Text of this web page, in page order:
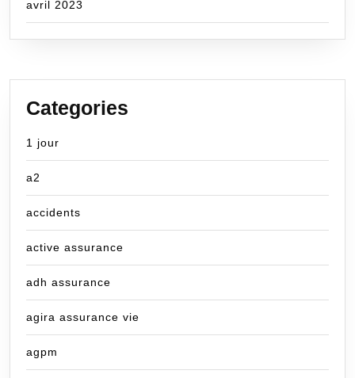
avril 2023
Categories
1 jour
a2
accidents
active assurance
adh assurance
agira assurance vie
agpm